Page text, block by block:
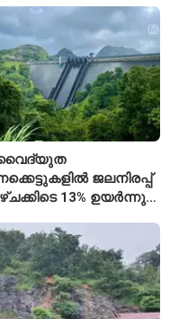
കോടതി
ജലനിരപ്പ്
13% ഉയർന്നു;
കുറവ്